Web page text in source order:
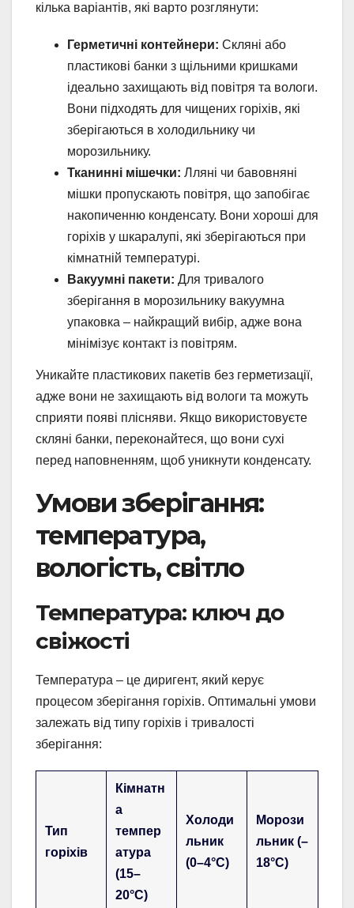
кілька варіантів, які варто розглянути:
Герметичні контейнери: Скляні або
пластикові банки з щільними кришками
ідеально захищають від повітря та вологи.
Вони підходять для чищених горіхів, які
зберігаються в холодильнику чи
морозильнику.
Тканинні мішечки: Лляні чи бавовняні
мішки пропускають повітря, що запобігає
накопиченню конденсату. Вони хороші для
горіхів у шкаралупі, які зберігаються при
кімнатній температурі.
Вакуумні пакети: Для тривалого
зберігання в морозильнику вакуумна
упаковка – найкращий вибір, адже вона
мінімізує контакт із повітрям.
Уникайте пластикових пакетів без герметизації,
адже вони не захищають від вологи та можуть
сприяти появі плісняви. Якщо використовуєте
скляні банки, переконайтеся, що вони сухі
перед наповненням, щоб уникнути конденсату.
Умови зберігання:
температура,
вологість, світло
Температура: ключ до
свіжості
Температура – це диригент, який керує
процесом зберігання горіхів. Оптимальні умови
залежать від типу горіхів і тривалості
зберігання:
Тип
горіхів
Кімнатн
а
темпер
атура
(15–
20°C)
Холоди
льник
(0–4°C)
Морози
льник (–
18°C)